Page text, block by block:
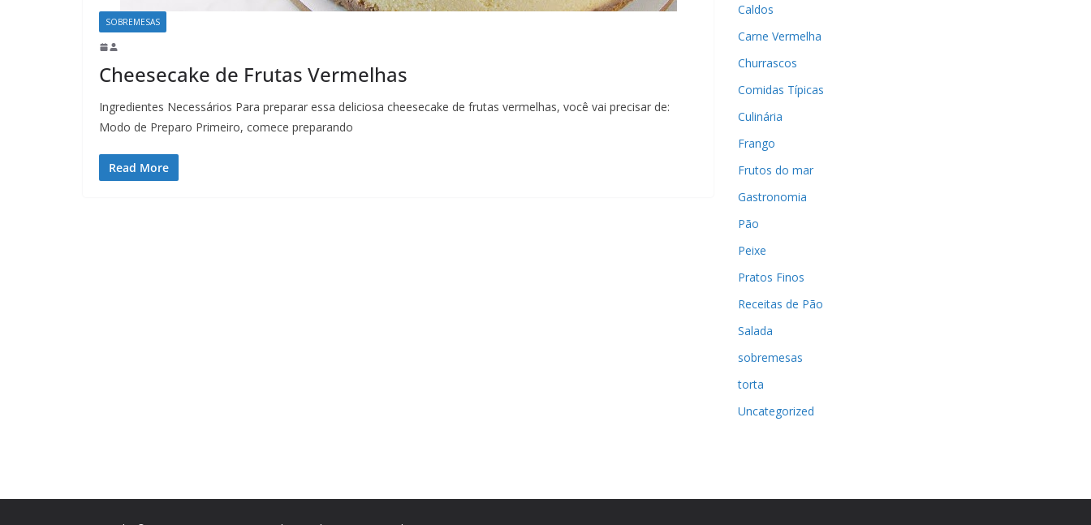
SOBREMESAS
Cheesecake de Frutas Vermelhas
Ingredientes Necessários Para preparar essa deliciosa cheesecake de frutas vermelhas, você vai precisar de:
Modo de Preparo Primeiro, comece preparando
Read More
Caldos
Carne Vermelha
Churrascos
Comidas Típicas
Culinária
Frango
Frutos do mar
Gastronomia
Pão
Peixe
Pratos Finos
Receitas de Pão
Salada
sobremesas
torta
Uncategorized